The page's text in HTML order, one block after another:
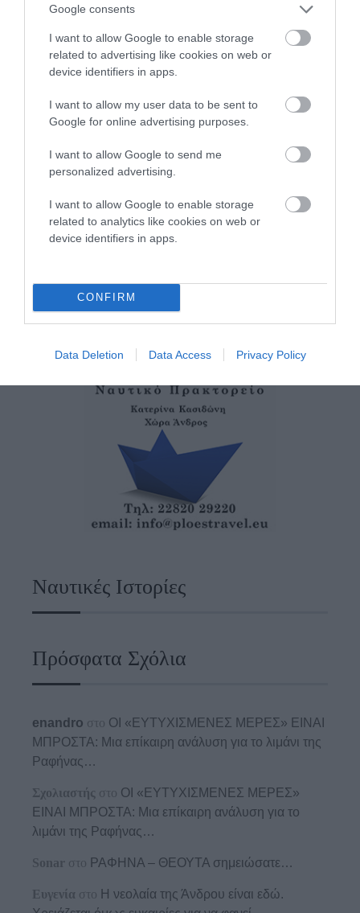
Google consents
I want to allow Google to enable storage
related to advertising like cookies on web or
device identifiers in apps.
I want to allow my user data to be sent to
Google for online advertising purposes.
I want to allow Google to send me
personalized advertising.
I want to allow Google to enable storage
related to analytics like cookies on web or
device identifiers in apps.
CONFIRM
Data Deletion Data Access Privacy Policy
ευκαιρίες για να φανεί.
05/08/2026
Μουσικού Συλλόγου
Άνδρου τίμησε τον
μοναδικό Γιώργο Κατσαρό
05/08/2026
ΡΑΦΗΝΑ – ΘΕΟΥΤΑ
σημειώσατε…
05/08/2026
Ναυτικές Ιστορίες
Πρόσφατα Σχόλια
enandro στο ΟΙ «ΕΥΤΥΧΙΣΜΕΝΕΣ ΜΕΡΕΣ» ΕΙΝΑΙ
ΜΠΡΟΣΤΑ: Μια επίκαιρη ανάλυση για το λιμάνι της
Ραφήνας…
Σχολιαστής στο ΟΙ «ΕΥΤΥΧΙΣΜΕΝΕΣ ΜΕΡΕΣ»
ΕΙΝΑΙ ΜΠΡΟΣΤΑ: Μια επίκαιρη ανάλυση για το
λιμάνι της Ραφήνας…
Sonar στο ΡΑΦΗΝΑ – ΘΕΟΥΤΑ σημειώσατε…
Ευγενία στο Η νεολαία της Άνδρου είναι εδώ.